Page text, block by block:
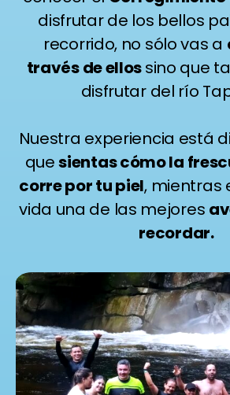
disfrutar de los bellos
recorrido, no sólo vas a
través de ellossino que
disfrutar del río
Nuestra experiencia está
quesientas cómo la
corre por tu piel, mientras
vida una de las mejores
recordar.